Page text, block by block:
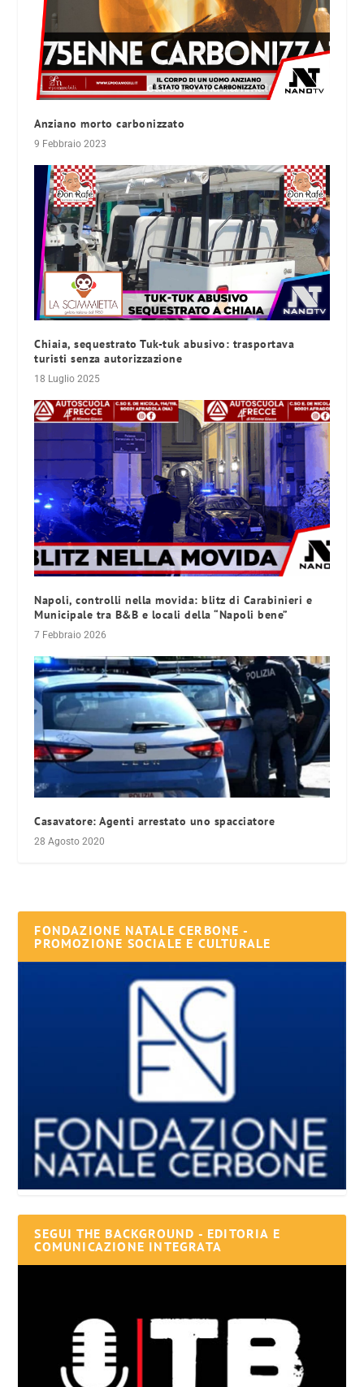
Anziano morto carbonizzato
9 Febbraio 2023
Chiaia, sequestrato Tuk-tuk abusivo: trasportava
turisti senza autorizzazione
18 Luglio 2025
Napoli, controlli nella movida: blitz di Carabinieri e
Municipale tra B&B e locali della “Napoli bene”
7 Febbraio 2026
Casavatore: Agenti arrestato uno spacciatore
28 Agosto 2020
FONDAZIONE NATALE CERBONE -
PROMOZIONE SOCIALE E CULTURALE
SEGUI THE BACKGROUND - EDITORIA E
COMUNICAZIONE INTEGRATA